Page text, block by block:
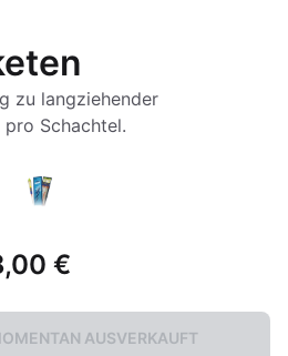
zu langziehender
pro Schachtel.
€
AUSVERKAUFT